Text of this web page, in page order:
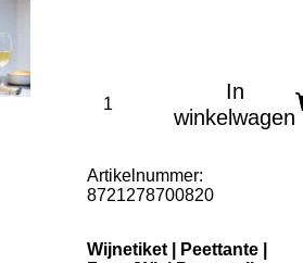
In
winkelwagen
Artikelnummer:
8721278700820
Wijnetiket | Peettante |